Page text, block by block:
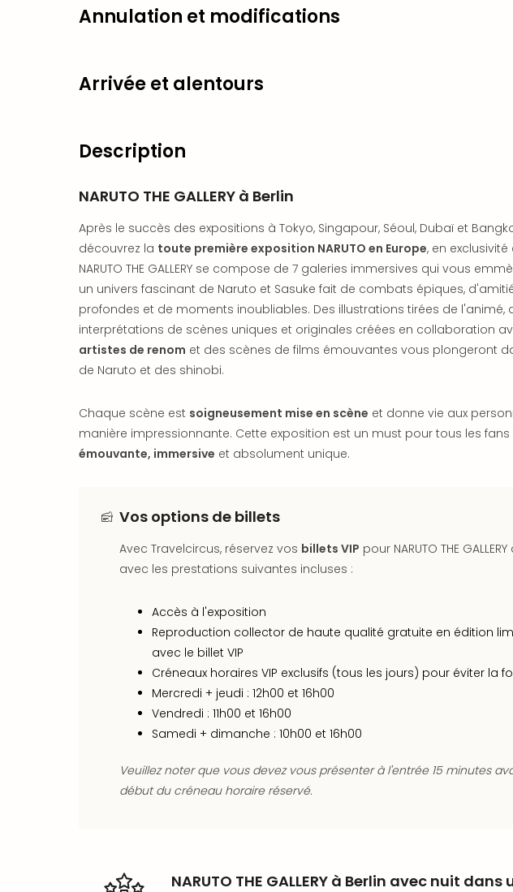
Annulation et modifications
Arrivée et alentours
Description
NARUTO THE GALLERY à Berlin
Après le succès des expositions à Tokyo, Singapour, Séoul, Dubaï et
découvrez la toute première exposition NARUTO en Europe, en exclusivité
NARUTO THE GALLERY se compose de 7 galeries immersives qui vous
un univers fascinant de Naruto et Sasuke fait de combats épiques,
profondes et de moments inoubliables. Des illustrations tirées de l'animé,
interprétations de scènes uniques et originales créées en collaboration
artistes de renom et des scènes de films émouvantes vous plongeront
de Naruto et des shinobi.
Chaque scène est soigneusement mise en scène et donne vie aux
manière impressionnante. Cette exposition est un must pour tous les fans
émouvante, immersive et absolument unique.
Vos options de billets
Avec Travelcircus, réservez vos billets VIP pour NARUTO THE
avec les prestations suivantes incluses :
Accès à l'exposition
Reproduction collector de haute qualité gratuite en édition
avec le billet VIP
Créneaux horaires VIP exclusifs (tous les jours) pour éviter la
Mercredi + jeudi : 12h00 et 16h00
Vendredi : 11h00 et 16h00
Samedi + dimanche : 10h00 et 16h00
Veuillez noter que vous devez vous présenter à l'entrée 15 minutes
début du créneau horaire réservé.
NARUTO THE GALLERY à Berlin avec nuit dans